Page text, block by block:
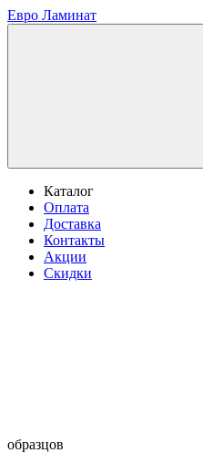
Евро Ламинат
Каталог
Оплата
Доставка
Контакты
Акции
Скидки
образцов